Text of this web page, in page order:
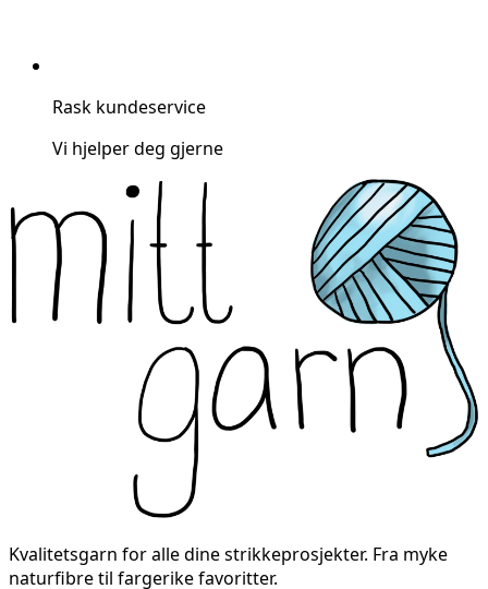
Rask kundeservice
Vi hjelper deg gjerne
Kvalitetsgarn for alle dine strikkeprosjekter. Fra myke
naturfibre til fargerike favoritter.